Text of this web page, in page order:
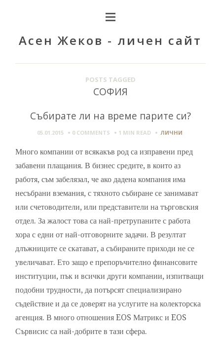
Асен Жеков - личен сайт
POSTS TAGGED
СОФИЯ
Събирате ли на време парите си?
05.01.2015 0 COMMENTS 1 MIN READ ЛИЧНИ
Много компании от всякакъв род са изправени пред
забавени плащания. В бизнес средите, в които аз
работя, съм забелязал, че ако дадена компания има
несъбрани вземания, с тяхното събиране се занимават
или счетоводители, или представители на търговския
отдел. За жалост това са най-претрупаните с работа
хора с едни от най-отговорните задачи. В резултат
длъжниците се скатават, а събираните приходи не се
увеличават. Ето защо е препоръчително финансовите
институции, пък и всички други компании, изпитващи
подобни трудности, да потърсят специализирано
съдействие и да се доверят на услугите на колекторска
агенция. В много отношения EOS Матрикс и EOS
Сървисис са най-добрите в тази сфера.